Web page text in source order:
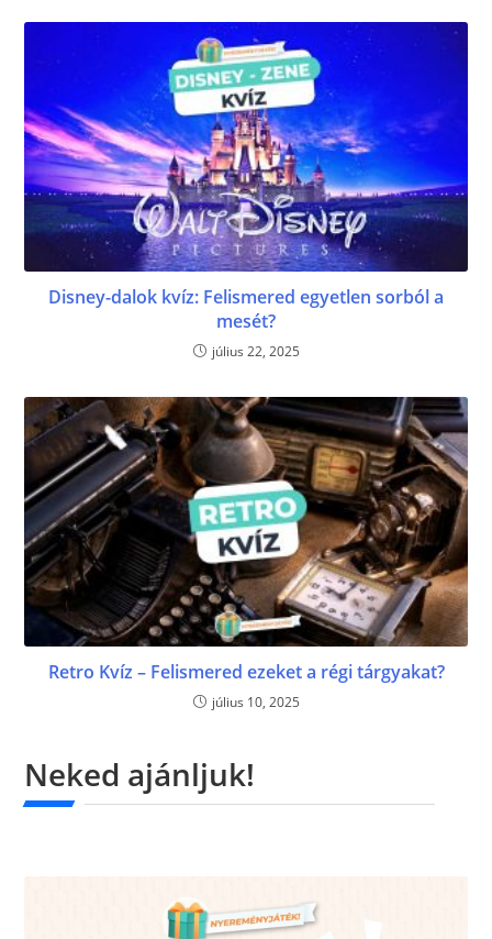
Disney-dalok kvíz: Felismered egyetlen sorból a
mesét?
július 22, 2025
Retro Kvíz – Felismered ezeket a régi tárgyakat?
július 10, 2025
Neked ajánljuk!